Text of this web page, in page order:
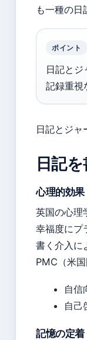
も一種の日
ポイント
日記と
記録重視
日記とジャ
日記
心理的効果
英国の心理
幸福度にプ
書く介入に
PMC（米国
自信
自己
記憶の定着